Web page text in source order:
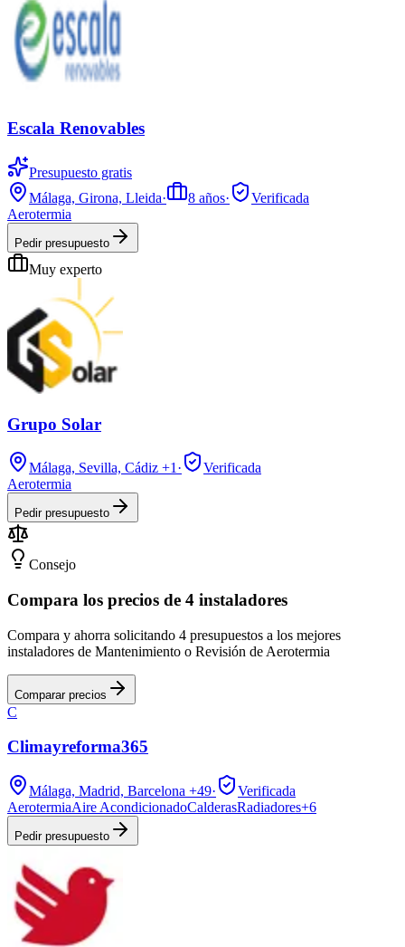
Escala Renovables
Presupuesto gratis
Málaga, Girona, Lleida· 8 años·
Verificada
Aerotermia
Pedir presupuesto
Muy experto
Grupo Solar
Málaga, Sevilla, Cádiz +1 ·
Verificada
Aerotermia
Pedir presupuesto
Consejo
Compara los precios de 4 instaladores
Compara y ahorra solicitando 4 presupuestos a los mejores
instaladores de Mantenimiento o Revisión de Aerotermia
Comparar precios
C
Climayreforma365
Málaga, Madrid, Barcelona +49·
Verificada
AerotermiaAire AcondicionadoCalderasRadiadores+6
Pedir presupuesto